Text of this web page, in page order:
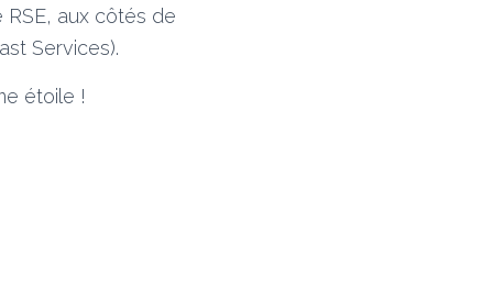
aux côtés de
Services).
étoile !